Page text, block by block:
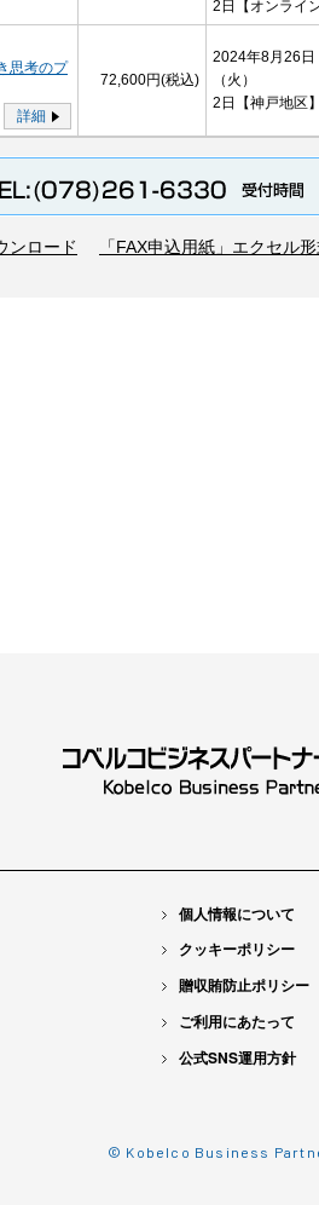
2日
【オンライ
思考のプ
詳細
72,600円(税込)
2024年8月26日
（火）
2日
【神戸地区】
ンロード 「FAX申込用紙」エクセル
個人情報について
クッキーポリシー
贈収賄防止ポリシー
ご利用にあたって
公式SNS運用方針
© Kobelco Business